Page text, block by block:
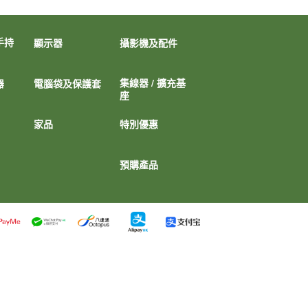
持 顯示器 攝影機及配件
電腦袋及保護套
集線器 / 擴充基
座
家品 特別優惠
預購產品